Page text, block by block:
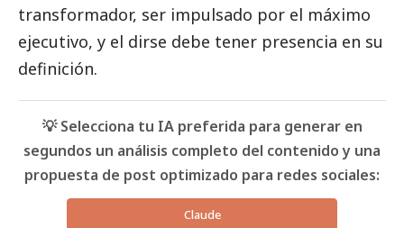
transformador, ser impulsado por el máximo
ejecutivo, y el dirse debe tener presencia en su
definición.
💡 Selecciona tu IA preferida para generar en
segundos un análisis completo del contenido y una
propuesta de post optimizado para redes sociales:
Claude